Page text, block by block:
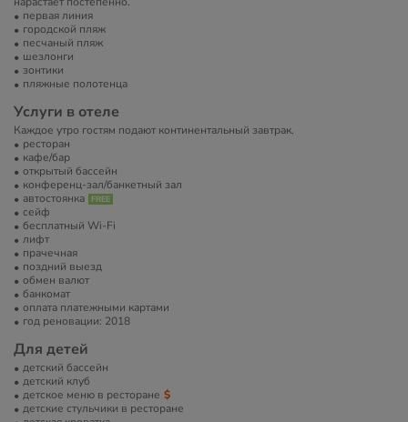
первая линия
городской пляж
песчаный пляж
шезлонги
зонтики
пляжные полотенца
Услуги в отеле
Каждое утро гостям подают континентальный завтрак.
ресторан
кафе/бар
открытый бассейн
конференц-зал/банкетный зал
автостоянка
сейф
бесплатный Wi-Fi
лифт
прачечная
поздний выезд
обмен валют
банкомат
оплата платежными картами
год реновации: 2018
Для детей
детский бассейн
детский клуб
детское меню в ресторане
детские стульчики в ресторане